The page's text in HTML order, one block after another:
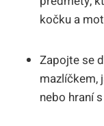
kočku a
Zapojte se
mazlíčkem,
nebo hraní